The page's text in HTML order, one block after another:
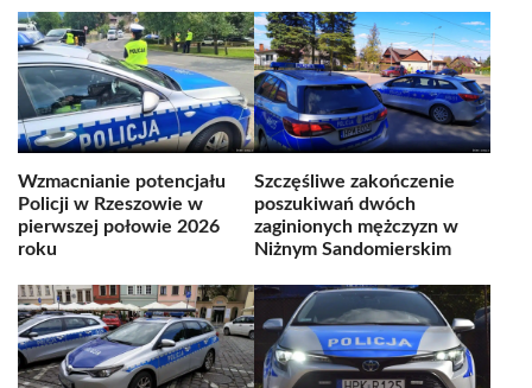
Wzmacnianie potencjału
Policji w Rzeszowie w
pierwszej połowie 2026
roku
Szczęśliwe zakończenie
poszukiwań dwóch
zaginionych mężczyzn w
Niżnym Sandomierskim